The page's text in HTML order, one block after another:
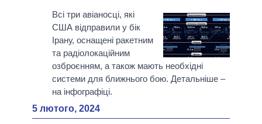
Всі три авіаносці, які
США відправили у бік
Ірану, оснащені ракетним
та радіолокаційним
озброєнням, а також мають необхідні
системи для ближнього бою. Детальніше –
на інфографіці.
5 лютого, 2024